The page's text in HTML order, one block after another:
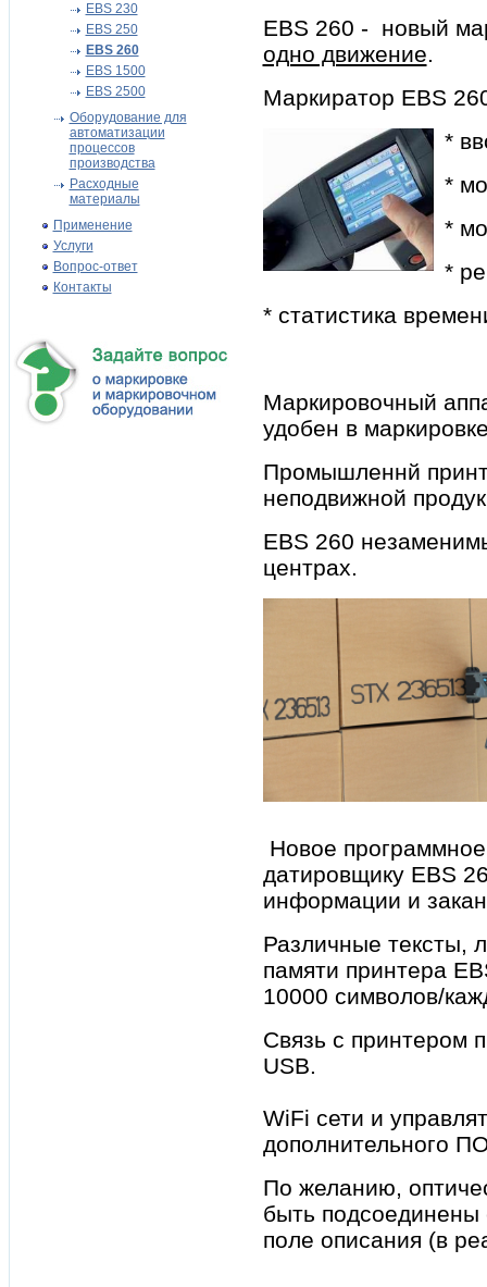
EBS 230
EBS 250
EBS 260
EBS 1500
EBS 2500
Оборудование для
автоматизации
процессов
производства
Расходные
материалы
Применение
Услуги
Вопрос-ответ
Контакты
EBS 260 - новый
одно движение.
Маркиратор EBS
*
*
*
*
* статистика
Маркировочный
удобен в
Промышленнй
неподвижной
EBS 260
центрах.
Новое
датировщику EBS
информации и
Различные тексты,
памяти принтера
10000 символов/
Связь с принтером
WiFi сети и
дополнительного
По желанию,
быть
поле описания (в